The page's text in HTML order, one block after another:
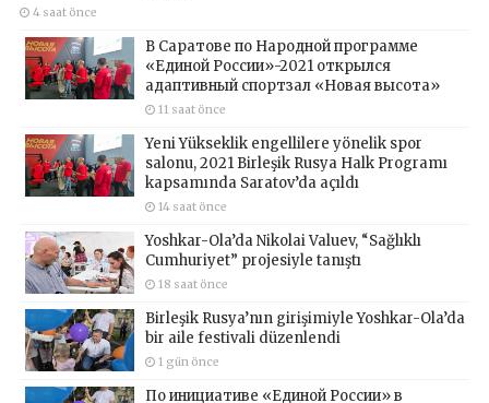
4 saat önce
В Саратове по Народной программе
«Единой России»-2021 открылся
адаптивный спортзал «Новая высота»
11 saat önce
Yeni Yükseklik engellilere yönelik spor
salonu, 2021 Birleşik Rusya Halk Programı
kapsamında Saratov’da açıldı
14 saat önce
Yoshkar-Ola’da Nikolai Valuev, “Sağlıklı
Cumhuriyet” projesiyle tanıştı
18 saat önce
Birleşik Rusya’nın girişimiyle Yoshkar-Ola’da
bir aile festivali düzenlendi
1 gün önce
По инициативе «Единой России» в